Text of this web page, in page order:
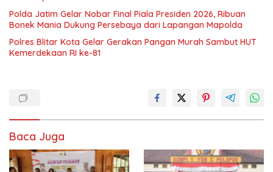
Polda Jatim Gelar Nobar Final Piala Presiden 2026, Ribuan
Bonek Mania Dukung Persebaya dari Lapangan Mapolda
Polres Blitar Kota Gelar Gerakan Pangan Murah Sambut HUT
Kemerdekaan RI ke-81
Baca Juga